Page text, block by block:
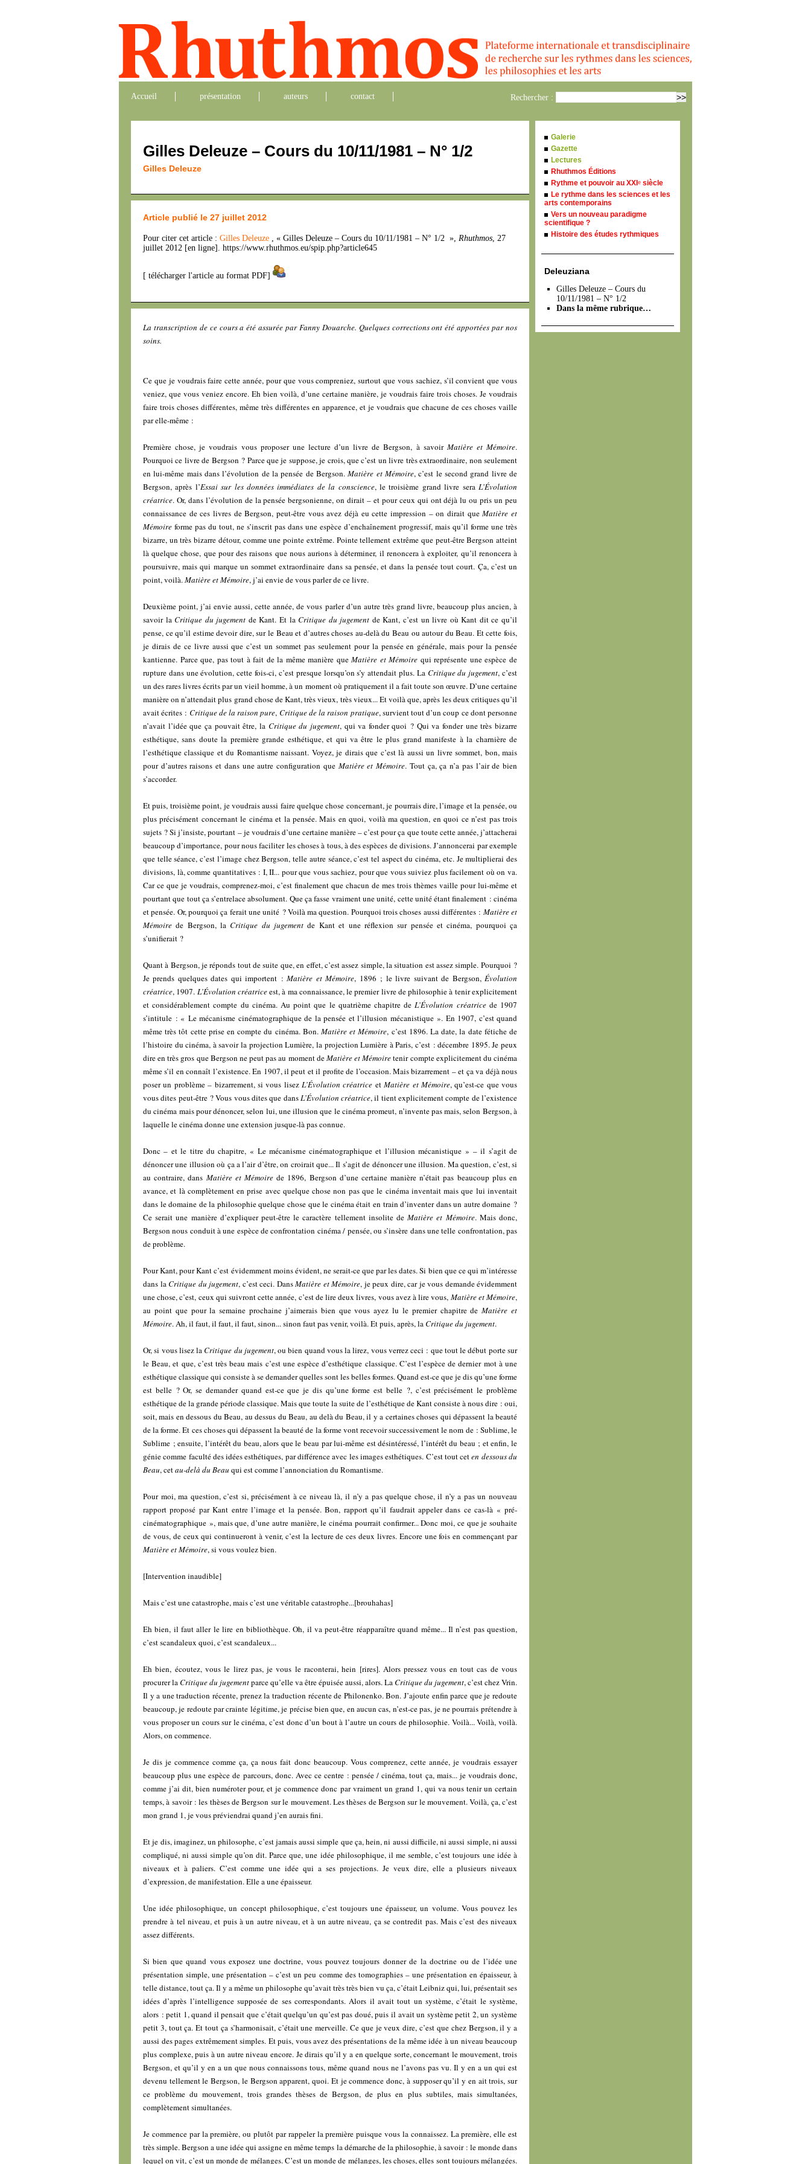
Accueil présentation auteurs contact Rechercher :
Gilles Deleuze – Cours du 10/11/1981 – N° 1/2
Gilles Deleuze
Article publié le 27 juillet 2012
Pour citer cet article : Gilles Deleuze , « Gilles Deleuze – Cours du 10/11/1981 – N° 1/2 », Rhuthmos, 27
juillet 2012 [en ligne]. https://www.rhuthmos.eu/spip.php?article645
[ télécharger l'article au format PDF]
La transcription de ce cours a été assurée par Fanny Douarche. Quelques corrections ont été apportées par nos
soins.
Ce que je voudrais faire cette année, pour que vous compreniez, surtout que vous sachiez, s’il convient que vous
veniez, que vous veniez encore. Eh bien voilà, d’une certaine manière, je voudrais faire trois choses. Je voudrais
faire trois choses différentes, même très différentes en apparence, et je voudrais que chacune de ces choses vaille
par elle-même :
Première chose, je voudrais vous proposer une lecture d’un livre de Bergson, à savoir Matière et Mémoire.
Pourquoi ce livre de Bergson ? Parce que je suppose, je crois, que c’est un livre très extraordinaire, non seulement
en lui-même mais dans l’évolution de la pensée de Bergson.Matière et Mémoire, c’est le second grand livre de
Bergson, après l’Essai sur les données immédiates de la conscience, le troisième grand livre seraL’Évolution
créatrice. Or, dans l’évolution de la pensée bergsonienne, on dirait – et pour ceux qui ont déjà lu ou pris un peu
connaissance de ces livres de Bergson, peut-être vous avez déjà eu cette impression – on dirait queMatière et
Mémoire forme pas du tout, ne s’inscrit pas dans une espèce d’enchaînement progressif, mais qu’il forme une très
bizarre, un très bizarre détour, comme une pointe extrême. Pointe tellement extrême que peut-être Bergson atteint
là quelque chose, que pour des raisons que nous aurions à déterminer, il renoncera à exploiter, qu’il renoncera à
poursuivre, mais qui marque un sommet extraordinaire dans sa pensée, et dans la pensée tout court. Ça, c’est un
point, voilà.Matière et Mémoire, j’ai envie de vous parler de ce livre.
Deuxième point, j’ai envie aussi, cette année, de vous parler d’un autre très grand livre, beaucoup plus ancien, à
savoir laCritique du jugement de Kant. Et laCritique du jugement de Kant, c’est un livre où Kant dit ce qu’il
pense, ce qu’il estime devoir dire, sur le Beau et d’autres choses au-delà du Beau ou autour du Beau. Et cette fois,
je dirais de ce livre aussi que c’est un sommet pas seulement pour la pensée en générale, mais pour la pensée
kantienne. Parce que, pas tout à fait de la même manière queMatière et Mémoire qui représente une espèce de
rupture dans une évolution, cette fois-ci, c’est presque lorsqu’on s’y attendait plus. La Critique du jugement, c’est
un des rares livres écrits par un vieil homme, à un moment où pratiquement il a fait toute son œuvre. D’une certaine
manière on n’attendait plus grand chose de Kant, très vieux, très vieux... Et voilà que, après les deux critiques qu’il
avait écrites : Critique de la raison pure, Critique de la raison pratique, survient tout d’un coup ce dont personne
n’avait l’idée que ça pouvait être, la Critique du jugement, qui va fonder quoi ? Qui va fonder une très bizarre
esthétique, sans doute la première grande esthétique, et qui va être le plus grand manifeste à la charnière de
l’esthétique classique et du Romantisme naissant. Voyez, je dirais que c’est là aussi un livre sommet, bon, mais
pour d’autres raisons et dans une autre configuration que Matière et Mémoire. Tout ça, ça n’a pas l’air de bien
s’accorder.
Et puis, troisième point, je voudrais aussi faire quelque chose concernant, je pourrais dire, l’image et la pensée, ou
plus précisément concernant le cinéma et la pensée. Mais en quoi, voilà ma question, en quoi ce n’est pas trois
sujets ? Si j’insiste, pourtant – je voudrais d’une certaine manière – c’est pour ça que toute cette année, j’attacherai
beaucoup d’importance, pour nous faciliter les choses à tous, à des espèces de divisions. J’annoncerai par exemple
que telle séance, c’est l’image chez Bergson, telle autre séance, c’est tel aspect du cinéma, etc. Je multiplierai des
divisions, là, comme quantitatives : I, II... pour que vous sachiez, pour que vous suiviez plus facilement où on va.
Car ce que je voudrais, comprenez-moi, c’est finalement que chacun de mes trois thèmes vaille pour lui-même et
pourtant que tout ça s’entrelace absolument. Que ça fasse vraiment une unité, cette unité étant finalement : cinéma
et pensée. Or, pourquoi ça ferait une unité ? Voilà ma question. Pourquoi trois choses aussi différentes : Matière et
Mémoire de Bergson, laCritique du jugement de Kant et une réflexion sur pensée et cinéma, pourquoi ça
s’unifierait ?
Quant à Bergson, je réponds tout de suite que, en effet, c’est assez simple, la situation est assez simple. Pourquoi ?
Je prends quelques dates qui importent :Matière et Mémoire, 1896 ; le livre suivant de Bergson,Évolution
créatrice, 1907. L’Évolution créatriceest, à ma connaissance, le premier livre de philosophie à tenir explicitement
et considérablement compte du cinéma. Au point que le quatrième chapitre deL’Évolution créatricede 1907
s’intitule : « Le mécanisme cinématographique de la pensée et l’illusion mécanistique ». En 1907, c’est quand
même très tôt cette prise en compte du cinéma. Bon. Matière et Mémoire, c’est 1896. La date, la date fétiche de
l’histoire du cinéma, à savoir la projection Lumière, la projection Lumière à Paris, c’est : décembre 1895. Je peux
dire en très gros que Bergson ne peut pas au moment deMatière et Mémoiretenir compte explicitement du cinéma
même s’il en connaît l’existence. En 1907, il peut et il profite de l’occasion. Mais bizarrement – et ça va déjà nous
poser un problème – bizarrement, si vous lisez L’Évolution créatrice etMatière et Mémoire, qu’est-ce que vous
vous dites peut-être ? Vous vous dites que dansL’Évolution créatrice, il tient explicitement compte de l’existence
du cinéma mais pour dénoncer, selon lui, une illusion que le cinéma promeut, n’invente pas mais, selon Bergson, à
laquelle le cinéma donne une extension jusque-là pas connue.
Donc – et le titre du chapitre, « Le mécanisme cinématographique et l’illusion mécanistique » – il s’agit de
dénoncer une illusion où ça a l’air d’être, on croirait que... Il s’agit de dénoncer une illusion. Ma question, c’est, si
au contraire, dans Matière et Mémoirede 1896, Bergson d’une certaine manière n’était pas beaucoup plus en
avance, et là complètement en prise avec quelque chose non pas que le cinéma inventait mais que lui inventait
dans le domaine de la philosophie quelque chose que le cinéma était en train d’inventer dans un autre domaine ?
Ce serait une manière d’expliquer peut-être le caractère tellement insolite deMatière et Mémoire. Mais donc,
Bergson nous conduit à une espèce de confrontation cinéma / pensée, ou s’insère dans une telle confrontation, pas
de problème.
Pour Kant, pour Kant c’est évidemment moins évident, ne serait-ce que par les dates. Si bien que ce qui m’intéresse
dans laCritique du jugement, c’est ceci. DansMatière et Mémoire, je peux dire, car je vous demande évidemment
une chose, c’est, ceux qui suivront cette année, c’est de lire deux livres, vous avez à lire vous, Matière et Mémoire,
au point que pour la semaine prochaine j’aimerais bien que vous ayez lu le premier chapitre deMatière et
Mémoire. Ah, il faut, il faut, il faut, sinon... sinon faut pas venir, voilà. Et puis, après, laCritique du jugement.
Or, si vous lisez laCritique du jugement, ou bien quand vous la lirez, vous verrez ceci : que tout le début porte sur
le Beau, et que, c’est très beau mais c’est une espèce d’esthétique classique. C’est l’espèce de dernier mot à une
esthétique classique qui consiste à se demander quelles sont les belles formes. Quand est-ce que je dis qu’une forme
est belle ? Or, se demander quand est-ce que je dis qu’une forme est belle ?, c’est précisément le problème
esthétique de la grande période classique. Mais que toute la suite de l’esthétique de Kant consiste à nous dire : oui,
soit, mais en dessous du Beau, au dessus du Beau, au delà du Beau, il y a certaines choses qui dépassent la beauté
de la forme. Et ces choses qui dépassent la beauté de la forme vont recevoir successivement le nom de : Sublime, le
Sublime ; ensuite, l’intérêt du beau, alors que le beau par lui-même est désintéressé, l’intérêt du beau ; et enfin, le
génie comme faculté des idées esthétiques, par différence avec les images esthétiques. C’est tout ceten dessous du
Beau, cetau-delà du Beau qui est comme l’annonciation du Romantisme.
Pour moi, ma question, c’est si, précisément à ce niveau là, il n’y a pas quelque chose, il n’y a pas un nouveau
rapport proposé par Kant entre l’image et la pensée. Bon, rapport qu’il faudrait appeler dans ce cas-là « pré-
cinématographique », mais que, d’une autre manière, le cinéma pourrait confirmer... Donc moi, ce que je souhaite
de vous, de ceux qui continueront à venir, c’est la lecture de ces deux livres. Encore une fois en commençant par
Matière et Mémoire, si vous voulez bien.
[Intervention inaudible]
Mais c’est une catastrophe, mais c’est une véritable catastrophe...[brouhahas]
Eh bien, il faut aller le lire en bibliothèque. Oh, il va peut-être réapparaître quand même... Il n’est pas question,
c’est scandaleux quoi, c’est scandaleux...
Eh bien, écoutez, vous le lirez pas, je vous le raconterai, hein [rires]. Alors pressez vous en tout cas de vous
procurer laCritique du jugementparce qu’elle va être épuisée aussi, alors. LaCritique du jugement, c’est chez Vrin.
Il y a une traduction récente, prenez la traduction récente de Philonenko. Bon. J’ajoute enfin parce que je redoute
beaucoup, je redoute par crainte légitime, je précise bien que, en aucun cas, n’est-ce pas, je ne pourrais prétendre à
vous proposer un cours sur le cinéma, c’est donc d’un bout à l’autre un cours de philosophie. Voilà... Voilà, voilà.
Alors, on commence.
Je dis je commence comme ça, ça nous fait donc beaucoup. Vous comprenez, cette année, je voudrais essayer
beaucoup plus une espèce de parcours, donc. Avec ce centre : pensée / cinéma, tout ça, mais... je voudrais donc,
comme j’ai dit, bien numéroter pour, et je commence donc par vraiment un grand 1, qui va nous tenir un certain
temps, à savoir : les thèses de Bergson sur le mouvement. Les thèses de Bergson sur le mouvement. Voilà, ça, c’est
mon grand 1, je vous préviendrai quand j’en aurais fini.
Et je dis, imaginez, un philosophe, c’est jamais aussi simple que ça, hein, ni aussi difficile, ni aussi simple, ni aussi
compliqué, ni aussi simple qu’on dit. Parce que, une idée philosophique, il me semble, c’est toujours une idée à
niveaux et à paliers. C’est comme une idée qui a ses projections. Je veux dire, elle a plusieurs niveaux
d’expression, de manifestation. Elle a une épaisseur.
Une idée philosophique, un concept philosophique, c’est toujours une épaisseur, un volume. Vous pouvez les
prendre à tel niveau, et puis à un autre niveau, et à un autre niveau, ça se contredit pas. Mais c’est des niveaux
assez différents.
Si bien que quand vous exposez une doctrine, vous pouvez toujours donner de la doctrine ou de l’idée une
présentation simple, une présentation – c’est un peu comme des tomographies – une présentation en épaisseur, à
telle distance, tout ça. Il y a même un philosophe qu’avait très très bien vu ça, c’était Leibniz qui, lui, présentait ses
idées d’après l’intelligence supposée de ses correspondants. Alors il avait tout un système, c’était le système,
alors : petit 1, quand il pensait que c’était quelqu’un qu’est pas doué, puis il avait un système petit 2, un système
petit 3, tout ça. Et tout ça s’harmonisait, c’était une merveille. Ce que je veux dire, c’est que chez Bergson, il y a
aussi des pages extrêmement simples. Et puis, vous avez des présentations de la même idée à un niveau beaucoup
plus complexe, puis à un autre niveau encore. Je dirais qu’il y a en quelque sorte, concernant le mouvement, trois
Bergson, et qu’il y en a un que nous connaissons tous, même quand nous ne l’avons pas vu. Il y en a un qui est
devenu tellement le Bergson, le Bergson apparent, quoi. Et je commence donc, à supposer qu’il y en ait trois, sur
ce problème du mouvement, trois grandes thèses de Bergson, de plus en plus subtiles, mais simultanées,
complètement simultanées.
Je commence par la première, ou plutôt par rappeler la première puisque vous la connaissez. La première, elle est
très simple. Bergson a une idée qui assigne en même temps la démarche de la philosophie, à savoir : le monde dans
lequel on vit, c’est un monde de mélanges. C’est un monde de mélanges, les choses, elles sont toujours mélangées.
Galerie
Gazette
Lectures
Rhuthmos Éditions
Rythme et pouvoir au XXI e siècle
Le rythme dans les sciences et les
arts contemporains
Vers un nouveau paradigme
scientifique ?
Histoire des études rythmiques
Deleuziana
Gilles Deleuze – Cours du
10/11/1981 – N° 1/2
Dans la même rubrique…